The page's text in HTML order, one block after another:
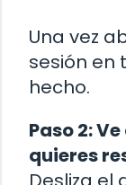
Una vez
sesión en
hecho.
Paso 2:
quieres